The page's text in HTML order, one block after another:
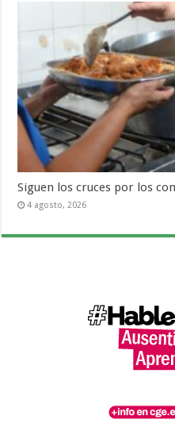
Siguen los cruces por los
4 agosto, 2026